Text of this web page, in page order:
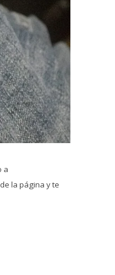
a
la página y te